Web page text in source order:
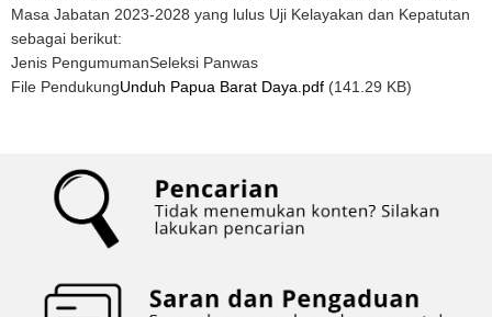
Masa Jabatan 2023-2028 yang lulus Uji Kelayakan dan Kepatutan
sebagai berikut:
Jenis PengumumanSeleksi Panwas
File PendukungUnduh Papua Barat Daya.pdf (141.29 KB)